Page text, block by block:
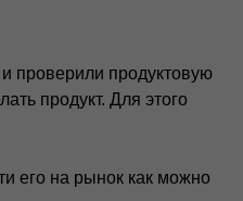
проверили продуктовую
продукт. Для этого
его на рынок как можно